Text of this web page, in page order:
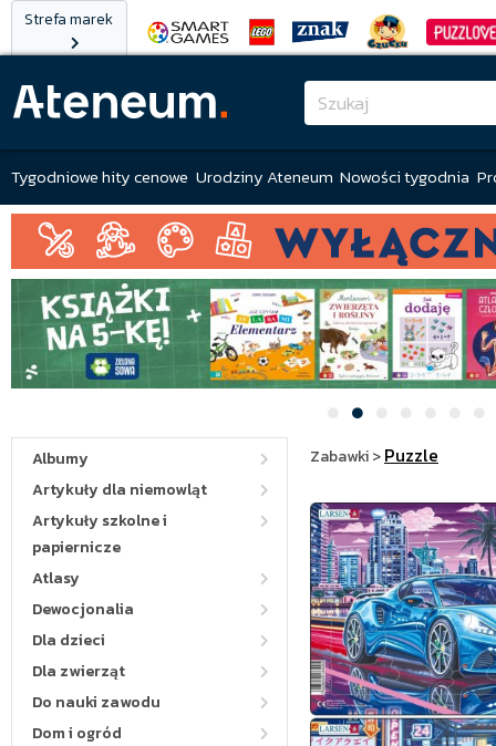
Strefa marek
Tygodniowe hity cenowe Urodziny Ateneum Nowości tygodnia
Albumy
Artykuły dla niemowląt
Artykuły szkolne i
papiernicze
Atlasy
Dewocjonalia
Dla dzieci
Dla zwierząt
Do nauki zawodu
Dom i ogród
Zabawki>Puzzle